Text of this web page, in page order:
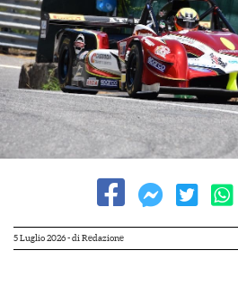
5 Luglio 2026- di Redazione